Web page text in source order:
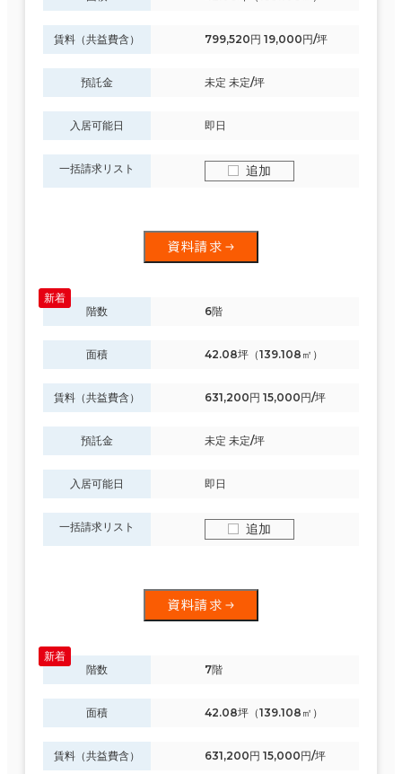
賃料（共益費含） 799,520円 19,000円/坪
預託金 未定 未定/坪
入居可能日 即日
一括請求リスト 追加
資料請求
階数 6階
面積 42.08坪（139.108㎡）
賃料（共益費含） 631,200円 15,000円/坪
預託金 未定 未定/坪
入居可能日 即日
一括請求リスト 追加
資料請求
階数 7階
面積 42.08坪（139.108㎡）
賃料（共益費含） 631,200円 15,000円/坪